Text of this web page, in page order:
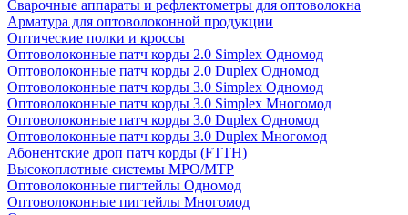
Сварочные аппараты и рефлектометры для оптоволокна
Арматура для оптоволоконной продукции
Оптические полки и кроссы
Оптоволоконные патч корды 2.0 Simplex Одномод
Оптоволоконные патч корды 2.0 Duplex Одномод
Оптоволоконные патч корды 3.0 Simplex Одномод
Оптоволоконные патч корды 3.0 Simplex Многомод
Оптоволоконные патч корды 3.0 Duplex Одномод
Оптоволоконные патч корды 3.0 Duplex Многомод
Абонентские дроп патч корды (FTTH)
Высокоплотные системы MPO/MTP
Оптоволоконные пигтейлы Одномод
Оптоволоконные пигтейлы Многомод